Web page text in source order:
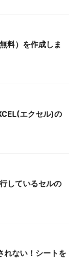
料）を作成しま
エクセル)の
しているセルの
れない！シートを